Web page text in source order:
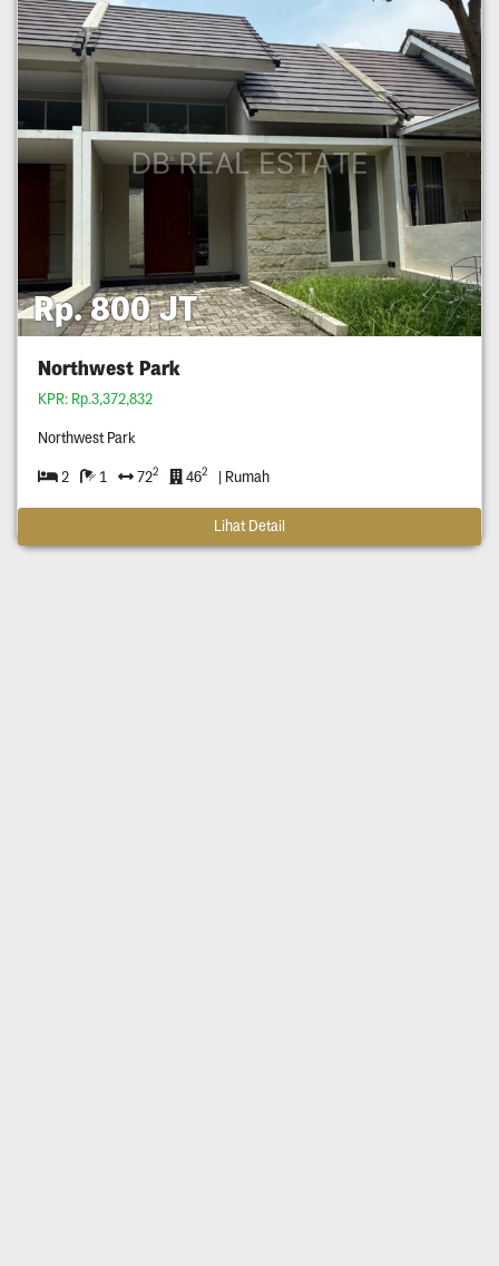
Rp. 800 JT
Northwest Park
KPR: Rp.3,372,832
Northwest Park
2 1 722 462 | Rumah
Lihat Detail